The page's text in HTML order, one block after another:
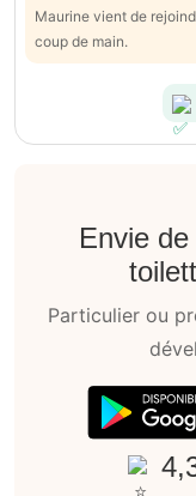
Maurine vient de
coup de main.
Envie
Particulier ou